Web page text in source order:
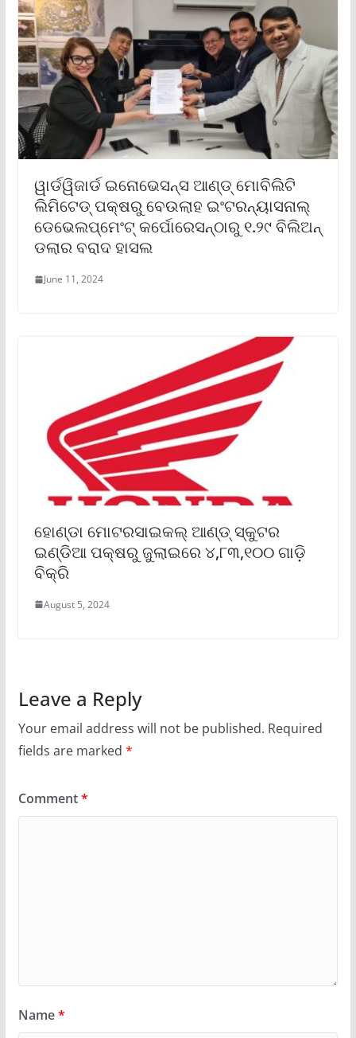
ୱାର୍ଡୱିଜାର୍ଡ ଇନୋଭେସନ୍ସ ଆଣ୍ଡ୍ ମୋବିଲିଟି
ଲିମିଟେଡ୍ ପକ୍ଷରୁ ବେଉଲାହ ଇଂଟରନ୍ୟାସନାଲ୍
ଡେଭେଲପ୍‌ମେଂଟ୍ କର୍ପୋରେସନ୍‌ଠାରୁ ୧.୨୯ ବିଲିଅନ୍
ଡଲାର ବରାଦ ହାସଲ
June 11, 2024
ହୋଣ୍ଡା ମୋଟରସାଇକଲ୍ ଆଣ୍ଡ୍ ସ୍କୁଟର
ଇଣ୍ଡିଆ ପକ୍ଷରୁ ଜୁଲାଇରେ ୪,୮୩,୧୦୦ ଗାଡ଼ି
ବିକ୍ରି
August 5, 2024
Leave a Reply
Your email address will not be published. Required
fields are marked *
Comment*
Name*